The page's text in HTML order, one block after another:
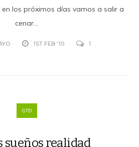
los próximos días vamos a salir a
cenar...
1ST FEB '10 1
GTD
sueños realidad